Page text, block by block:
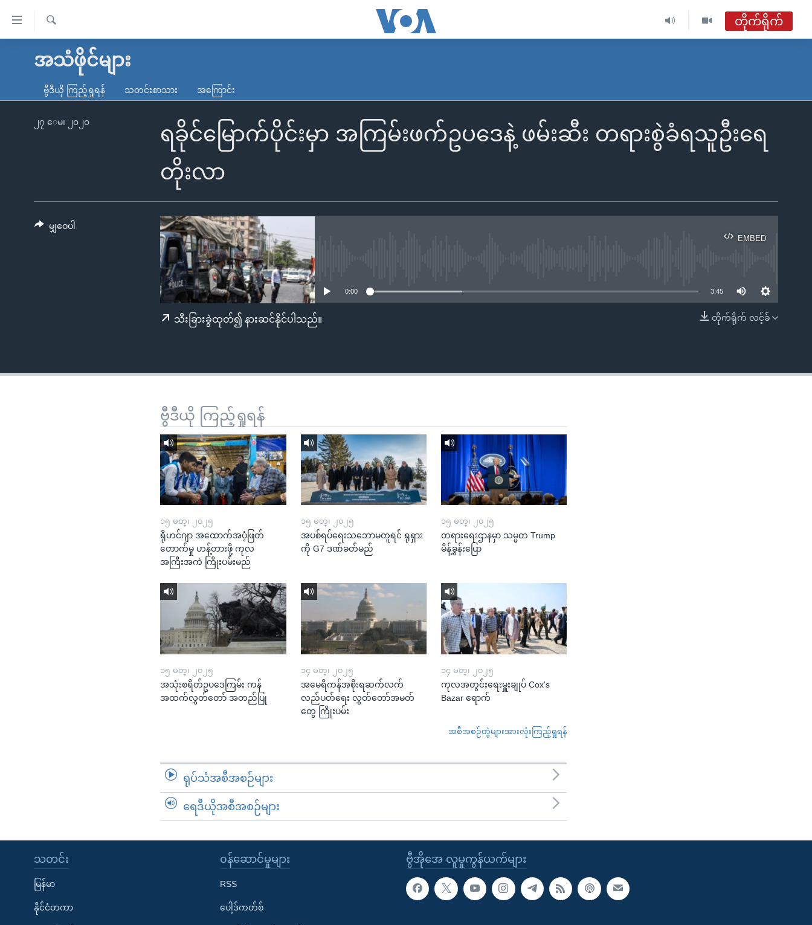
လွယ်ကူ
သည့်
ရန်
မူလစာမျက်နှာ
ကမ္ဘာ့သတင်းများ
နိုင်ငံတကာ
မကြေးမုံရဲ့ အင်္ဂလိပ်စာ
ရေဒီယို
ရေဒီယိုနှင့်ရုပ်သံ အချက်အလက်များ
ရ
တိုက်ရိုက်
အစီအစဉ်များ
အသံဖိုင်များ
ဗွီဒီယို ကြည့်ရှုရန် သတင်းစာသား အကြောင်း
ရခိုင်မြောက်ပိုင်းမှာ အကြမ်းဖက်ဥပဒေနဲ့ ဖမ်းဆီး တရားစွဲခံရသူဦးရေ
တိုးလာ
၂၇ ေမ၊ ၂၀၂၀
EMBED
EMBED
0:00 3:45
တိုက်ရိုက် လင့်ခ်
သီးခြားခွဲထုတ်၍ နားဆင်နိုင်ပါသည်။
မျှဝေပါ
ဗွီဒီယို ကြည့်ရှုရန်
၁၅ မတ္၊ ၂၀၂၅
ရိုဟင်ဂျာ အထောက်အပံ့ဖြတ်
တောက်မှု ဟန့်တားဖို့ ကုလ
အကြီးအကဲ ကြိုးပမ်းမည်
၁၅ မတ္၊ ၂၀၂၅
အပစ်ရပ်ရေးသဘောမတူရင် ရုရှား
ကို G7 ဒဏ်ခတ်မည်
၁၅ မတ္၊ ၂၀၂၅
တရားရေးဌာနမှာ သမ္မတ Trump
မိန့်ခွန်းပြော
၁၅ မတ္၊ ၂၀၂၅
အသုံးစရိတ်ဥပဒေကြမ်း ကန်
အထက်လွှတ်တော် အတည်ပြု
၁၄ မတ္၊ ၂၀၂၅
အမေရိကန်အစိုးရဆက်လက်
လည်ပတ်ရေး လွှတ်တော်အမတ်
တွေ ကြိုးပမ်း
၁၄ မတ္၊ ၂၀၂၅
ကုလအတွင်းရေးမှူးချုပ် Cox's
Bazar ရောက်
အစီအစဉ်တွဲများအားလုံးကြည့်ရှုရန်
ရုပ်သံအစီအစဉ်များ
ရေဒီယိုအစီအစဉ်များ
ဗွီအိုအေ လူမှုကွန်ယက်များ
သတင်း
မြန်မာ
နိုင်ငံတကာ
၀န်ဆောင်မှုများ
RSS
ပေါ့ဒ်ကတ်စ်